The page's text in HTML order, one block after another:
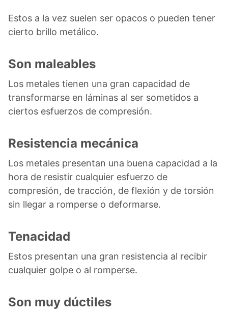
Estos a la vez suelen ser opacos o pueden tener
cierto brillo metálico.
Son maleables
Los metales tienen una gran capacidad de
transformarse en láminas al ser sometidos a
ciertos esfuerzos de compresión.
Resistencia mecánica
Los metales presentan una buena capacidad a la
hora de resistir cualquier esfuerzo de
compresión, de tracción, de flexión y de torsión
sin llegar a romperse o deformarse.
Tenacidad
Estos presentan una gran resistencia al recibir
cualquier golpe o al romperse.
Son muy dúctiles